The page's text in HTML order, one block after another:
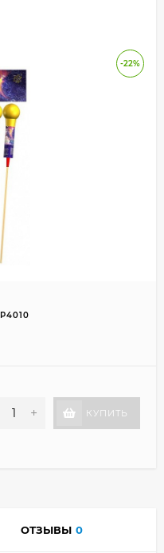
-22%
P4010
+ КУПИТЬ
ОТЗЫВЫ 0